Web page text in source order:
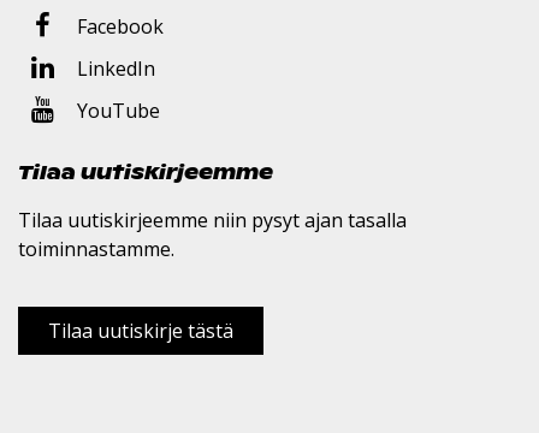
Facebook
LinkedIn
YouTube
Tilaa uutiskirjeemme
Tilaa uutiskirjeemme niin pysyt ajan tasalla
toiminnastamme.
Tilaa uutiskirje tästä